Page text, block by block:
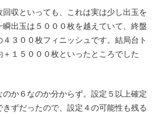
回収といっても、これは実は少し出玉を
瞬出玉は５０００枚を越えていて、終盤
３００枚フィニッシュです。結局台ト
＋１５０００枚といったところでした
のか６なのか分からず。設定５以上確定
きずだったので、設定４の可能性も残る